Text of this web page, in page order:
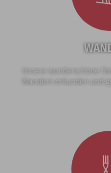
Unsere wunderschöne
Wandern erkunden und